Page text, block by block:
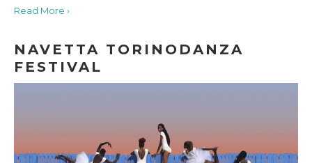
Read More ›
NAVETTA TORINODANZA
FESTIVAL